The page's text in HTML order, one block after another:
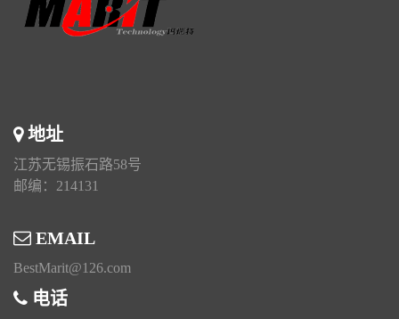
地址
江苏无锡振石路58号
邮编：214131
EMAIL
BestMarit@126.com
电话